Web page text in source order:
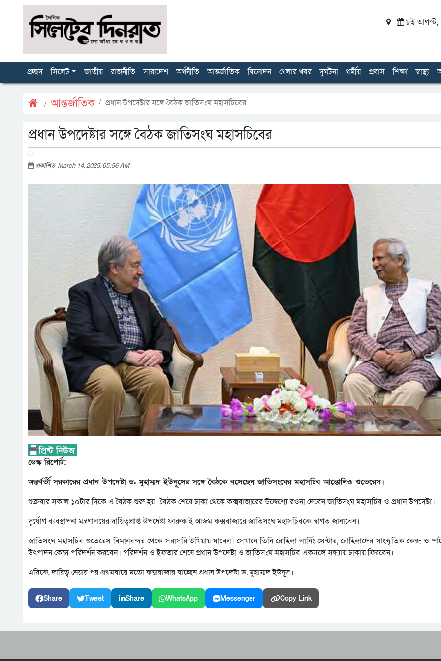
৮ই আগস্ট,
প্রচ্ছদ সিলেট জাতীয় রাজনীতি সারাদেশ অর্থনীতি আন্তর্জাতিক বিনোদন খেলার খবর দুর্ঘটনা ধর্মীয় প্রবাস শিক্ষা স্বাস্থ্য
আন্তর্জাতিক প্রধান উপদেষ্টার সঙ্গে বৈঠক জাতিসংঘ মহাসচিবের
প্রধান উপদেষ্টার সঙ্গে বৈঠক জাতিসংঘ মহাসচিবের
প্রকাশিত March 14, 2025, 05:56 AM
ডেস্ক রিপোর্ট:
অন্তর্বর্তী সরকারের প্রধান উপদেষ্টা ড. মুহাম্মদ ইউনূসের সঙ্গে বৈঠকে বসেছেন জাতিসংঘের মহাসচিব আন্তোনিও গুতেরেস।
শুক্রবার সকাল ১০টার দিকে এ বৈঠক শুরু হয়। বৈঠক শেষে ঢাকা থেকে কক্সবাজারের উদ্দেশ্যে রওনা দেবেন জাতিসংঘ মহাসচিব ও প্রধান উপদেষ্টা।
দুর্যোগ ব্যবস্থাপনা মন্ত্রণালয়ের দায়িত্বপ্রাপ্ত উপদেষ্টা ফারুক ই আজম কক্সবাজারে জাতিসংঘ মহাসচিবকে স্বাগত জানাবেন।
জাতিসংঘ মহাসচিব গুতেরেস বিমানবন্দর থেকে সরাসরি উখিয়ায় যাবেন। সেখানে তিনি রোহিঙ্গা লার্নিং সেন্টার, রোহিঙ্গাদের সাংস্কৃতিক কেন্দ্র ও
উৎপাদন কেন্দ্র পরিদর্শন করবেন। পরিদর্শন ও ইফতার শেষে প্রধান উপদেষ্টা ও জাতিসংঘ মহাসচিব একসঙ্গে সন্ধ্যায় ঢাকায় ফিরবেন।
এদিকে, দায়িত্ব নেয়ার পর প্রথমবারে মতো কক্সবাজার যাচ্ছেন প্রধান উপদেষ্টা ড. মুহাম্মদ ইউনূস।
Share Tweet Share WhatsApp Messenger Copy Link